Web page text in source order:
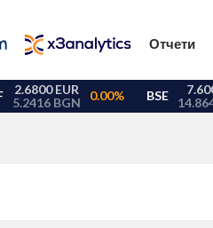
Отчети